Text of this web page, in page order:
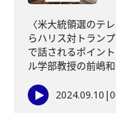
〈米大統領選のテ
らハリス対トラン
で話されるポイン
ル学部教授の前嶋
2024.09.10 |